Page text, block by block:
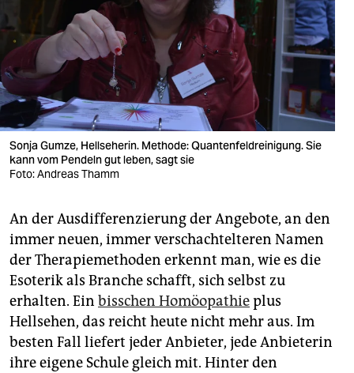
Sonja Gumze, Hellseherin. Methode: Quantenfeldreinigung. Sie
kann vom Pendeln gut leben, sagt sie
Foto: Andreas Thamm
An der Ausdifferenzierung der Angebote, an den
immer neuen, immer verschachtelteren Namen
der Therapiemethoden erkennt man, wie es die
Esoterik als Branche schafft, sich selbst zu
erhalten. Ein bisschen Homöopathieplus
Hellsehen, das reicht heute nicht mehr aus. Im
besten Fall liefert jeder Anbieter, jede Anbieterin
ihre eigene Schule gleich mit. Hinter den